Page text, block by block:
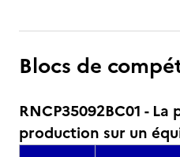
Blocs de
RNCP35092BC01 -
production sur un